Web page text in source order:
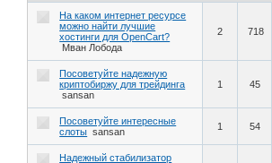
На каком интернет ресурсе
можно найти лучшие
хостинги для OpenCart?
Мван Лобода
2 718
Посоветуйте надежную
криптобиржу для трейдинга
sansan
1 45
Посоветуйте интересные
слоты sansan 1 54
Надежный стабилизатор